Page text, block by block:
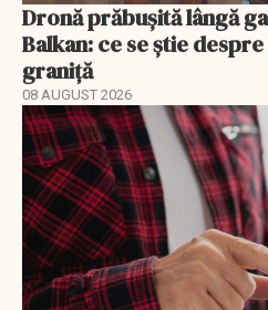
Dronă prăbușită lângă
Balkan: ce se știe
graniță
08 AUGUST 2026